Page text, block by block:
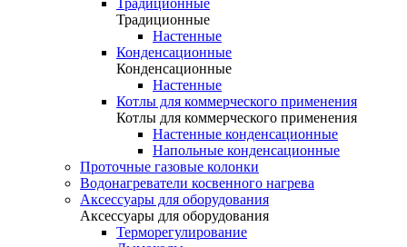
Традиционные
Традиционные
Настенные
Конденсационные
Конденсационные
Настенные
Котлы для коммерческого применения
Котлы для коммерческого применения
Настенные конденсационные
Напольные конденсационные
Проточные газовые колонки
Водонагреватели косвенного нагрева
Аксессуары для оборудования
Аксессуары для оборудования
Терморегулирование